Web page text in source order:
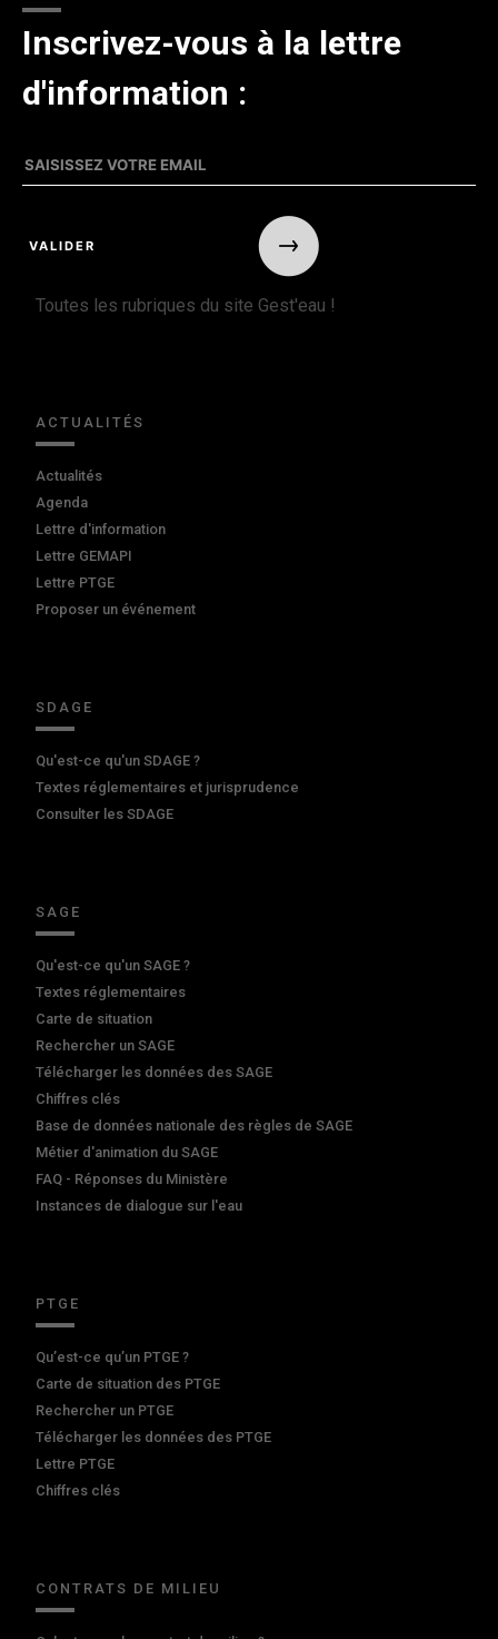
Inscrivez-vous à la lettre
d'information :
Toutes les rubriques du site Gest'eau !
ACTUALITÉS
Actualités
Agenda
Lettre d'information
Lettre GEMAPI
Lettre PTGE
Proposer un événement
SDAGE
Qu'est-ce qu'un SDAGE ?
Textes réglementaires et jurisprudence
Consulter les SDAGE
SAGE
Qu'est-ce qu'un SAGE ?
Textes réglementaires
Carte de situation
Rechercher un SAGE
Télécharger les données des SAGE
Chiffres clés
Base de données nationale des règles de SAGE
Métier d'animation du SAGE
FAQ - Réponses du Ministère
Instances de dialogue sur l'eau
PTGE
Qu’est-ce qu’un PTGE ?
Carte de situation des PTGE
Rechercher un PTGE
Télécharger les données des PTGE
Lettre PTGE
Chiffres clés
CONTRATS DE MILIEU